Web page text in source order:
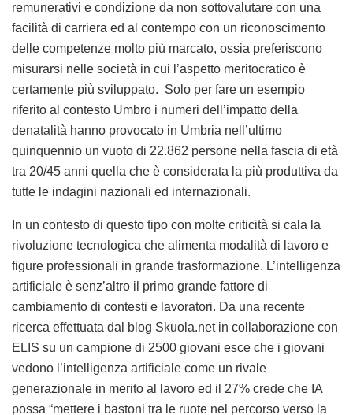
remunerativi e condizione da non sottovalutare con una
facilità di carriera ed al contempo con un riconoscimento
delle competenze molto più marcato, ossia preferiscono
misurarsi nelle società in cui l’aspetto meritocratico è
certamente più sviluppato. Solo per fare un esempio
riferito al contesto Umbro i numeri dell’impatto della
denatalità hanno provocato in Umbria nell’ultimo
quinquennio un vuoto di 22.862 persone nella fascia di età
tra 20/45 anni quella che è considerata la più produttiva da
tutte le indagini nazionali ed internazionali.
In un contesto di questo tipo con molte criticità si cala la
rivoluzione tecnologica che alimenta modalità di lavoro e
figure professionali in grande trasformazione. L’intelligenza
artificiale è senz’altro il primo grande fattore di
cambiamento di contesti e lavoratori. Da una recente
ricerca effettuata dal blog Skuola.net in collaborazione con
ELIS su un campione di 2500 giovani esce che i giovani
vedono l’intelligenza artificiale come un rivale
generazionale in merito al lavoro ed il 27% crede che IA
possa “mettere i bastoni tra le ruote nel percorso verso la